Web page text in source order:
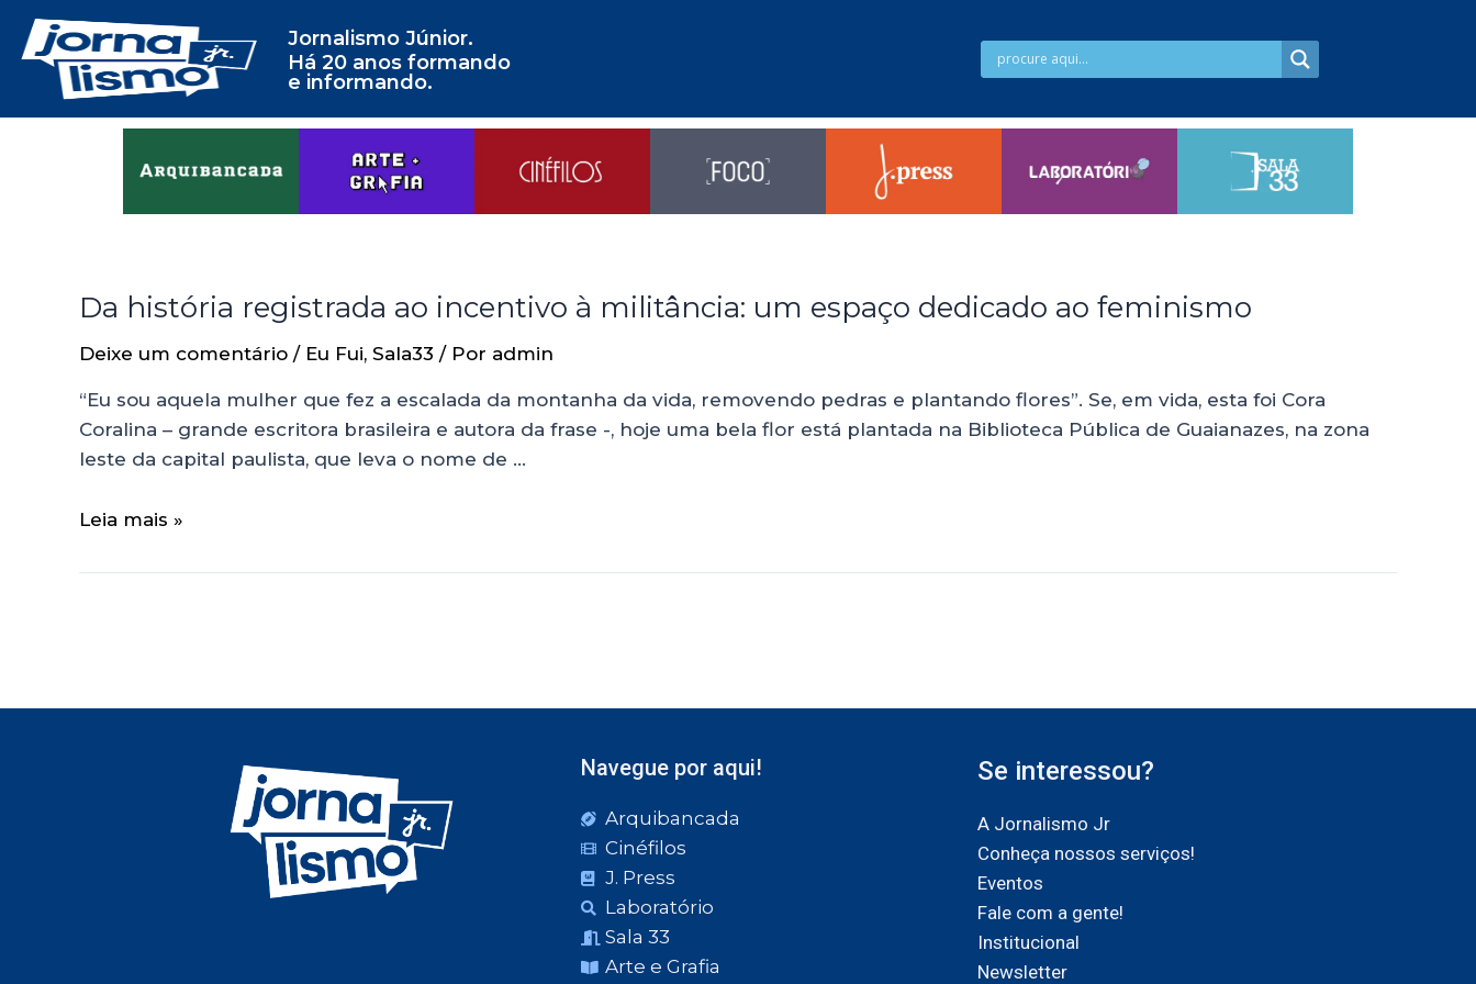
Jornalismo Júnior.
Há 20 anos formando
e informando.
Da história registrada ao incentivo à militância: um espaço dedicado ao feminismo
Deixe um comentário / Eu Fui, Sala33 / Por admin
“Eu sou aquela mulher que fez a escalada da montanha da vida, removendo pedras e plantando flores”. Se, em vida, esta foi Cora
Coralina – grande escritora brasileira e autora da frase -, hoje uma bela flor está plantada na Biblioteca Pública de Guaianazes, na zona
leste da capital paulista, que leva o nome de …
Leia mais »
Navegue por aqui!
Arquibancada
Cinéfilos
J. Press
Laboratório
Sala 33
Arte e Grafia
Se interessou?
A Jornalismo Jr
Conheça nossos serviços!
Eventos
Fale com a gente!
Institucional
Newsletter